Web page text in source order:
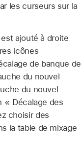
les curseurs sur la
ajouté à droite
icônes
de banque de
du nouvel
du nouvel
« Décalage des
choisir des
la table de mixage